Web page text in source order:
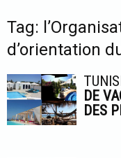
Tag:
d’orientation
DE
DES